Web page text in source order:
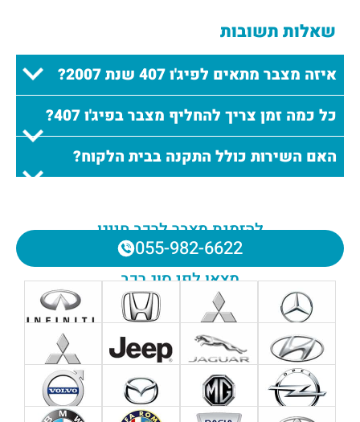
להזמנת מצבר לרכב חייגו
055-982-6622
מצאו לפי סוג רכב
שאלות תשובות
איזה מצבר מתאים לפיג'ו 407 שנת 2007?
כל כמה זמן צריך להחליף מצבר בפיג'ו 407?
האם השירות כולל התקנה בבית הלקוח?